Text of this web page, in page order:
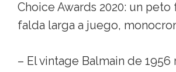
Choice Awards 2020: un peto
falda larga a juego,
– El vintage Balmain de 1956